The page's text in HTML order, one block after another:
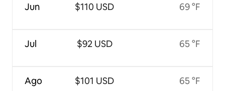
Jun
Jul
Ago
$110 USD
$92 USD
$101 USD
69 °F
65 °F
65 °F